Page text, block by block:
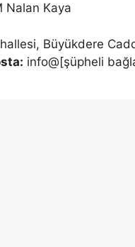
Nalan Kaya
Büyükdere
info@[şüpheli